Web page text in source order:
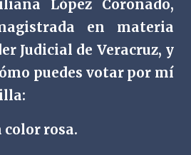
López Coronado,
en materia
Judicial de Veracruz, y
puedes votar por mí
color rosa.